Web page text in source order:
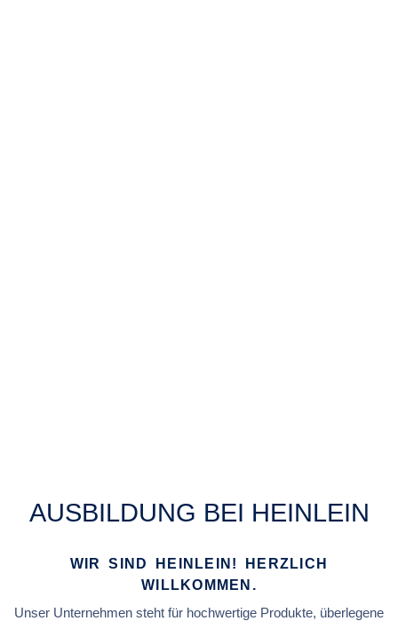
AUSBILDUNG BEI HEINLEIN
WIR SIND HEINLEIN! HERZLICH
WILLKOMMEN.
Unser Unternehmen steht für hochwertige Produkte, überlegene